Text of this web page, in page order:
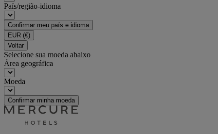
País/região-idioma
Confirmar meu país e idioma
EUR (€)
Voltar
Selecione sua moeda abaixo
Área geográfica
Moeda
Confirmar minha moeda